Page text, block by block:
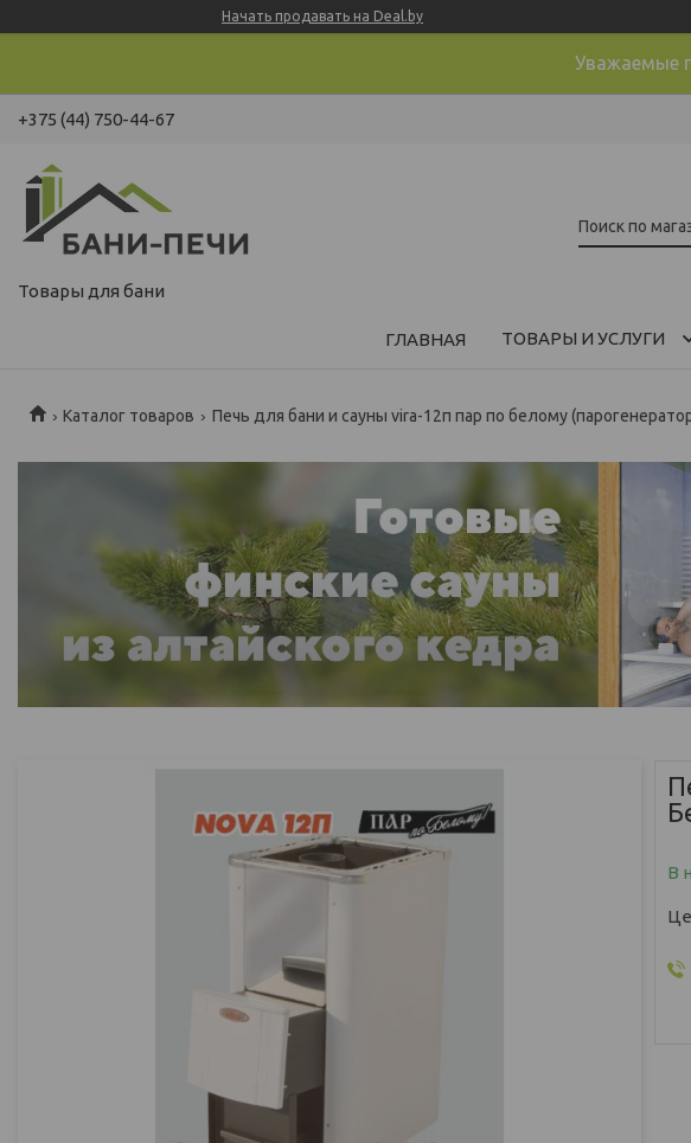
Начать продавать на Deal.by
Уважаемые
+375 (44) 750-44-67
Товары для бани
ГЛАВНАЯ ТОВАРЫ И УСЛУГИ
Каталог товаров Печь для бани и сауны vira-12п пар по белому
В